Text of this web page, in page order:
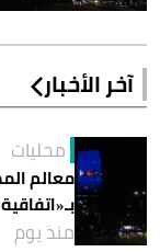
آخر الأخبار
محليات
معالم
منذ يوم